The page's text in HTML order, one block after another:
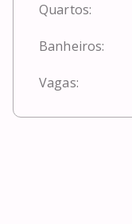
Quartos:
Banheiros:
Vagas: